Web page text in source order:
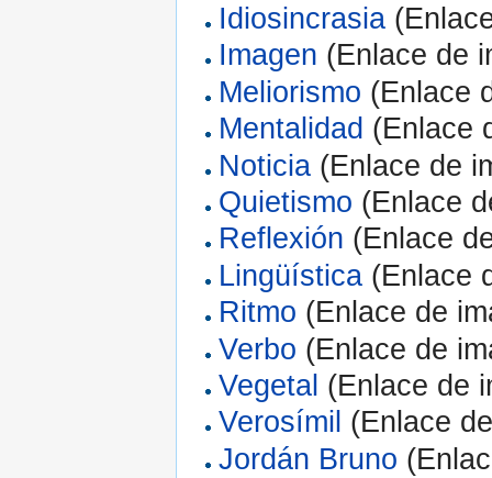
Idiosincrasia
Imagen (Enlace de
Meliorismo (Enlace
Mentalidad (Enlace
Noticia (Enlace de
Quietismo (Enlace
Reflexión (Enlace
Lingüística (Enlace
Ritmo (Enlace de
Verbo (Enlace de
Vegetal (Enlace de
Verosímil (Enlace
Jordán Bruno